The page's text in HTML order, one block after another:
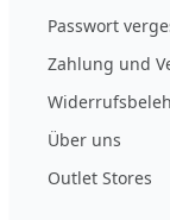
Passwort
Zahlung und
Über uns
Outlet Stores